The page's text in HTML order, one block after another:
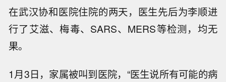
在武汉协和医院住院的两天，医生先后为李顺进
行了艾滋、梅毒、SARS、MERS等检测，均无
果。
1月3日，家属被叫到医院，“医生说所有可能的病